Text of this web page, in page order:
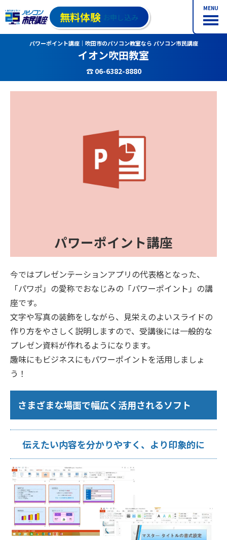
MENU
無料体験 お申し込み
パワーポイント講座｜吹田市のパソコン教室なら パソコン市民講座
イオン吹田教室
☎ 06-6382-8880
パワーポイント講座
今ではプレゼンテーションアプリの代表格となった、
「パワポ」の愛称でおなじみの「パワーポイント」の講
座です。
文字や写真の装飾をしながら、見栄えのよいスライドの
作り方をやさしく説明しますので、受講後には一般的な
プレゼン資料が作れるようになります。
趣味にもビジネスにもパワーポイントを活用しましょ
う！
さまざまな場面で幅広く活用されるソフト
伝えたい内容を分かりやすく、より印象的に